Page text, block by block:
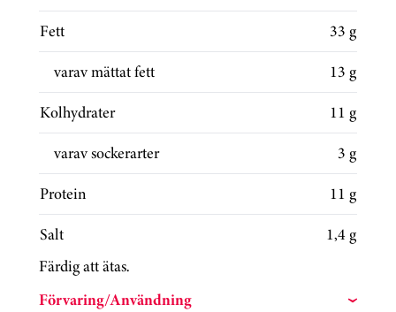
Fett
33 g
varav mättat fett
13 g
Kolhydrater
11 g
varav sockerarter
3 g
Protein
11 g
Salt
1,4 g
Färdig att ätas.
Förvaring/Användning